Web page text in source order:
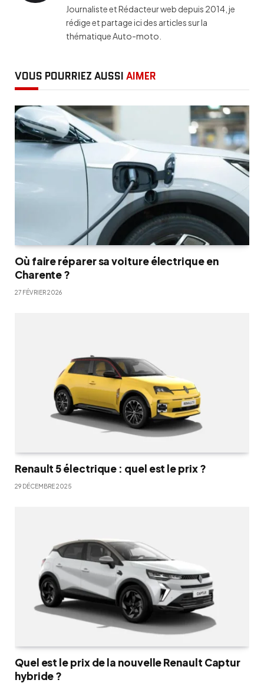
Journaliste et Rédacteur web depuis 2014, je
rédige et partage ici des articles sur la
thématique Auto-moto.
VOUS POURRIEZ AUSSI AIMER
Où faire réparer sa voiture électrique en
Charente ?
27 FÉVRIER 2026
Renault 5 électrique : quel est le prix ?
29 DÉCEMBRE 2025
Quel est le prix de la nouvelle Renault Captur
hybride ?